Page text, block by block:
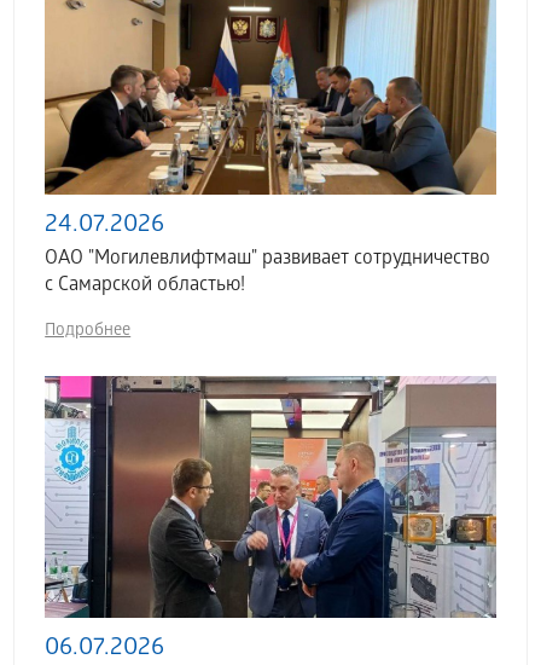
24.07.2026
ОАО "Могилевлифтмаш" развивает сотрудничество
с Самарской областью!
Подробнее
06.07.2026